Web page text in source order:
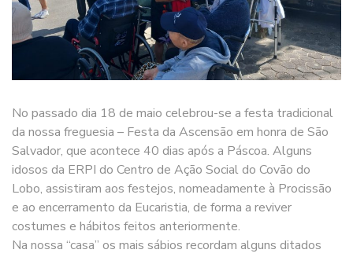
No passado dia 18 de maio celebrou-se a festa tradicional
da nossa freguesia – Festa da Ascensão em honra de São
Salvador, que acontece 40 dias após a Páscoa. Alguns
idosos da ERPI do Centro de Ação Social do Covão do
Lobo, assistiram aos festejos, nomeadamente à Procissão
e ao encerramento da Eucaristia, de forma a reviver
costumes e hábitos feitos anteriormente.
Na nossa “casa” os mais sábios recordam alguns ditados